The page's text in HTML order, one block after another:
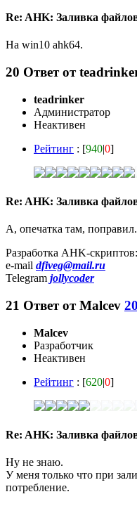
Re: AHK: Заливка
На win10 ahk64.
20 Ответ от
teadrinker
Администратор
Неактивен
Рейтинг : [940|0]
Re: AHK: Заливка
А, опечатка там, поправил.
Разработка AHK-скриптов:
e-mail dfiveg@mail.ru
Telegram jollycoder
21 Ответ отMalcev
Malcev
Разработчик
Неактивен
Рейтинг : [620|0]
Re: AHK: Заливка
Ну не знаю.
У меня только что при
потребление.